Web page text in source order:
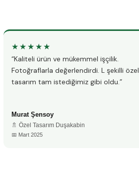
★★★★★
“Kaliteli ürün ve mükemmel işçilik.
Fotoğraflarla değerlendirdi. L şekilli özel
tasarım tam istediğimiz gibi oldu.”
Murat Şensoy
🚿 Özel Tasarım Duşakabin
📅 Mart 2025